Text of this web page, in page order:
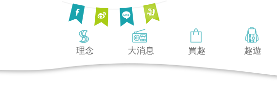
理念 大消息 買趣 趣遊